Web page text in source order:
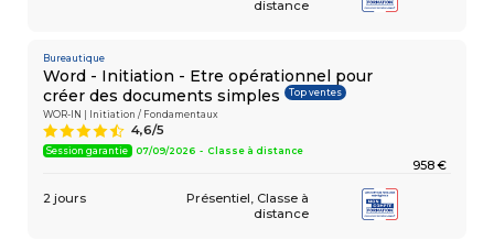
distance
Bureautique
Word - Initiation - Etre opérationnel pour
créer des documents simples
Top ventes
WOR-IN | Initiation / Fondamentaux
958 €
9 4,6/5
Session garantie 07/09/2026 - Classe à distance
2 jours Présentiel Classe à
distance